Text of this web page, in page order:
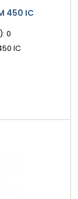
450 IC
0
IC